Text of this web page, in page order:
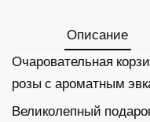
Описание
Очаровательная
розы с ароматным
Великолепный